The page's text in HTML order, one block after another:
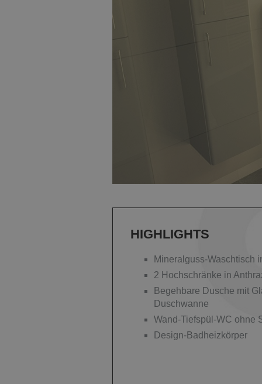
HIGHLIGHTS
Mineralguss-Waschtisch
2 Hochschränke in
Begehbare Dusche mit
Duschwanne
Wand-Tiefspül-WC ohne
Design-Badheizkörper